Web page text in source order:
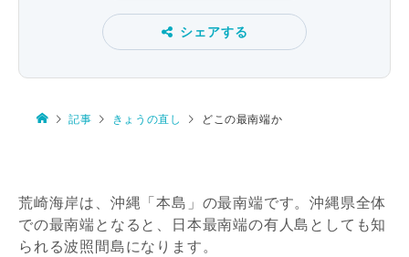
シェアする
記事 きょうの直し どこの最南端か
荒崎海岸は、沖縄「本島」の最南端です。沖縄県全体
での最南端となると、日本最南端の有人島としても知
られる波照間島になります。